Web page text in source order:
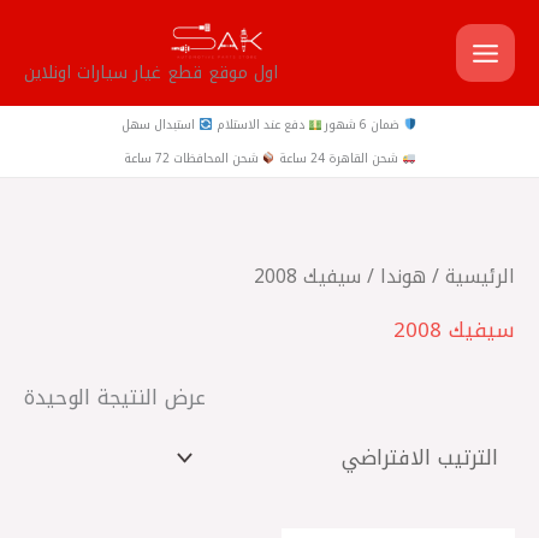
تخطي
إلى
المحتوى
اول موقع قطع غيار سيارات اونلاين
ضمان 6 شهور دفع عند الاستلام
استبدال سهل
شحن القاهرة 24 ساعة
شحن المحافظات 72 ساعة
الرئيسية/ هوندا / سيفيك 2008
سيفيك 2008
عرض النتيجة الوحيدة